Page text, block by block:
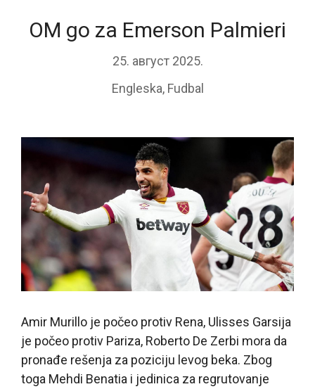
OM go za Emerson Palmieri
25. август 2025.
Engleska, Fudbal
Amir Murillo je počeo protiv Rena, Ulisses Garsija
je počeo protiv Pariza, Roberto De Zerbi mora da
pronađe rešenja za poziciju levog beka. Zbog
toga Mehdi Benatia i jedinica za regrutovanje